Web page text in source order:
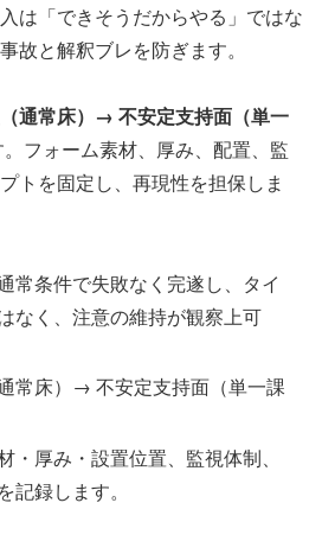
は「できそうだからやる」ではな
故と解釈ブレを防ぎます。
通常床）→ 不安定支持面（単一
フォーム素材、厚み、配置、監
トを固定し、再現性を担保しま
常条件で失敗なく完遂し、タイ
なく、注意の維持が観察上可
常床）→ 不安定支持面（単一課
・厚み・設置位置、監視体制、
記録します。